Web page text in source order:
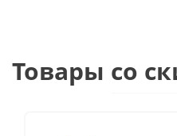
Товары со